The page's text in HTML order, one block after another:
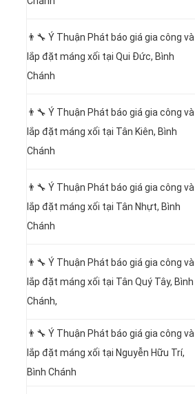
👨‍🔧 Ý Thuận Phát báo giá gia công và
lắp đặt máng xối tại Qui Đức, Bình
Chánh
👨‍🔧 Ý Thuận Phát báo giá gia công và
lắp đặt máng xối tại Tân Kiên, Bình
Chánh
👨‍🔧 Ý Thuận Phát báo giá gia công và
lắp đặt máng xối tại Tân Nhựt, Bình
Chánh
👨‍🔧 Ý Thuận Phát báo giá gia công và
lắp đặt máng xối tại Tân Quý Tây, Bình
Chánh,
👨‍🔧 Ý Thuận Phát báo giá gia công và
lắp đặt máng xối tại Nguyễn Hữu Trí,
Bình Chánh